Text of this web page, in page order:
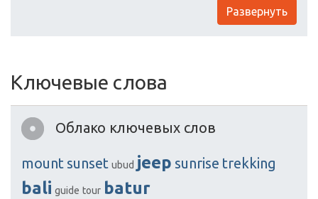
Развернуть
Ключевые слова
Облако ключевых слов
mount sunset ubud jeep sunrise trekking
bali guide tour batur